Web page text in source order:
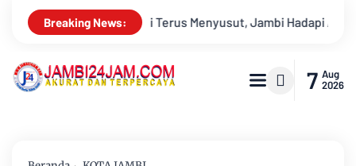
Breaking News:
Jambi Hadapi Ancaman Krisis Air Bersih dan Karhutla
7 Aug
2026